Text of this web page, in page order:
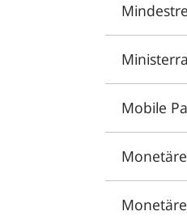
Mobile